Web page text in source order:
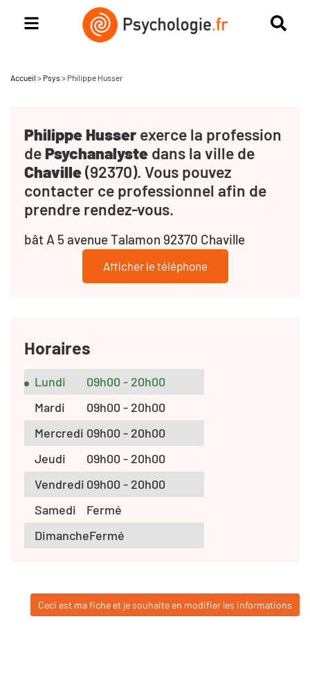
Accueil > Psys > Philippe Husser
Philippe Husser exerce la profession
dePsychanalyste dans la ville de
Chaville(92370). Vous pouvez
contacter ce professionnel afin de
prendre rendez-vous.
bât A 5 avenue Talamon 92370 Chaville
Afficher le téléphone
Horaires
Lundi
09h00 - 20h00
Mardi
09h00 - 20h00
Mercredi 09h00 - 20h00
Jeudi
09h00 - 20h00
Vendredi 09h00 - 20h00
Samedi
Fermé
DimancheFermé
Ceci est ma fiche et je souhaite en modifier les informations